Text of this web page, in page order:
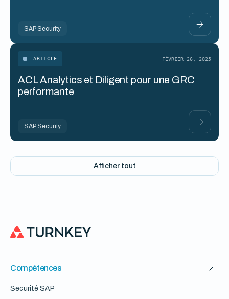
SAP Security
ARTICLE FÉVRIER 26, 2025
ACL Analytics et Diligent pour une GRC
performante
SAP Security
Afficher tout
Compétences
Securité SAP